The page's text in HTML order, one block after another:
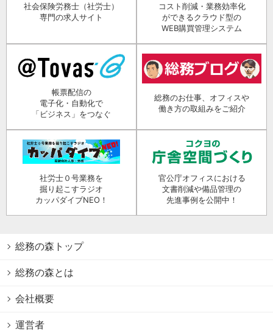
社会保険労務士（社労士）
専門の求人サイト
コスト削減・業務効率化
ができるクラウド型の
WEB購買管理システム
帳票配信の
電子化・自動化で
「ビジネス」をつなぐ
総務のお仕事、オフィスや
働き方の取組みをご紹介
社労士０号業務を
掘り起こすラジオ
カッパダイブNEO！
官公庁オフィスにおける
文書削減や備品管理の
先進事例を公開中！
総務の森トップ
総務の森とは
会社概要
運営者